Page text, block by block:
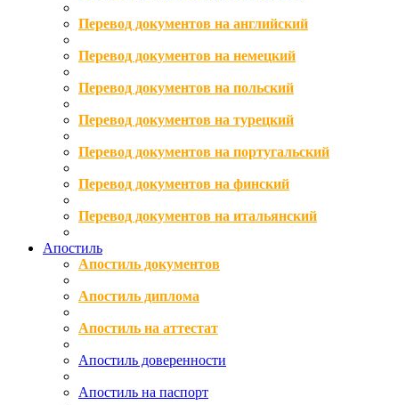
Перевод документов на английский
Перевод документов на немецкий
Перевод документов на польский
Перевод документов на турецкий
Перевод документов на португальский
Перевод документов на финский
Перевод документов на итальянский
Апостиль
Апостиль документов
Апостиль диплома
Апостиль на аттестат
Апостиль доверенности
Апостиль на паспорт